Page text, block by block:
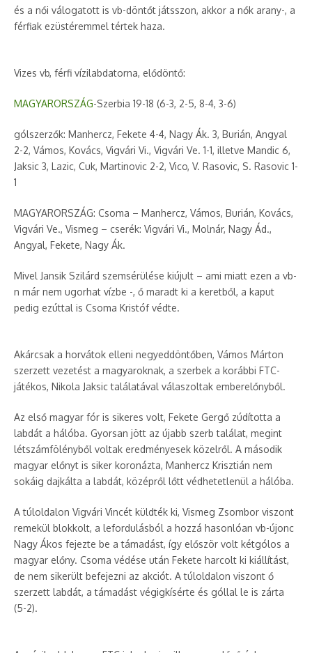
és a női válogatott is vb-döntőt játsszon, akkor a nők arany-, a
férfiak ezüstéremmel tértek haza.
Vizes vb, férfi vízilabdatorna, elődöntő:
MAGYARORSZÁG-Szerbia 19-18 (6-3, 2-5, 8-4, 3-6)
gólszerzők: Manhercz, Fekete 4-4, Nagy Ák. 3, Burián, Angyal
2-2, Vámos, Kovács, Vigvári Vi., Vigvári Ve. 1-1, illetve Mandic 6,
Jaksic 3, Lazic, Cuk, Martinovic 2-2, Vico, V. Rasovic, S. Rasovic 1-
1
MAGYARORSZÁG: Csoma – Manhercz, Vámos, Burián, Kovács,
Vigvári Ve., Vismeg – cserék: Vigvári Vi., Molnár, Nagy Ád.,
Angyal, Fekete, Nagy Ák.
Mivel Jansik Szilárd szemsérülése kiújult – ami miatt ezen a vb-
n már nem ugorhat vízbe -, ő maradt ki a keretből, a kaput
pedig ezúttal is Csoma Kristóf védte.
Akárcsak a horvátok elleni negyeddöntőben, Vámos Márton
szerzett vezetést a magyaroknak, a szerbek a korábbi FTC-
játékos, Nikola Jaksic találatával válaszoltak emberelőnyből.
Az első magyar fór is sikeres volt, Fekete Gergő zúdította a
labdát a hálóba. Gyorsan jött az újabb szerb találat, megint
létszámfölényből voltak eredményesek közelről. A második
magyar előnyt is siker koronázta, Manhercz Krisztián nem
sokáig dajkálta a labdát, középről lőtt védhetetlenül a hálóba.
A túloldalon Vigvári Vincét küldték ki, Vismeg Zsombor viszont
remekül blokkolt, a lefordulásból a hozzá hasonlóan vb-újonc
Nagy Ákos fejezte be a támadást, így először volt kétgólos a
magyar előny. Csoma védése után Fekete harcolt ki kiállítást,
de nem sikerült befejezni az akciót. A túloldalon viszont ő
szerzett labdát, a támadást végigkísérte és góllal le is zárta
(5-2).